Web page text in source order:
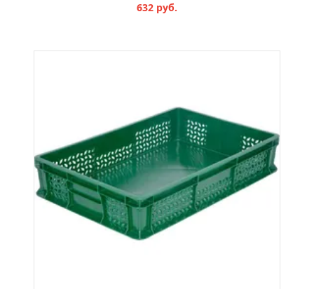
632 руб.
В КОРЗИНУ